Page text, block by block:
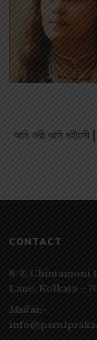
আমি নারী আমি
CONTACT
8/3, Chintamoni
Lane, Kolkata –
Mail us:-